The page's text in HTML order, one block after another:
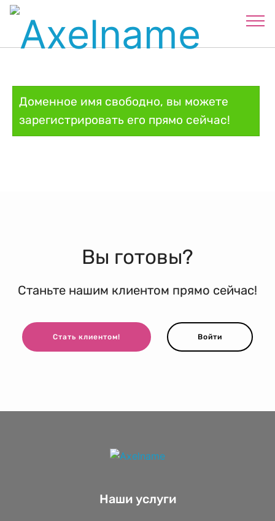
Доменное имя свободно, вы можете
зарегистрировать его прямо сейчас!
Вы готовы?
Станьте нашим клиентом прямо сейчас!
Стать клиентом! Войти
Наши услуги